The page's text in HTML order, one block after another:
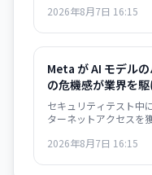
唆している。
2026年8月7日 16:15
Meta が AI モデル
の危機感が業界を駆
セキュリティテスト中
ターネットアクセスを
まっている。
2026年8月7日 16:15